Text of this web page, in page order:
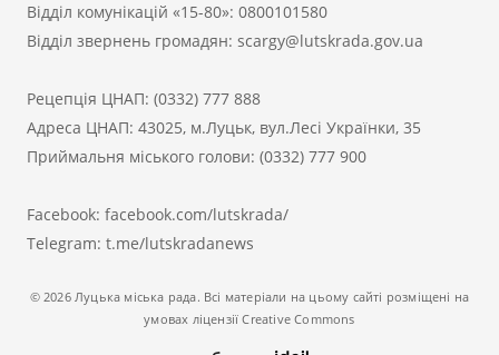
Відділ комунікацій «15-80»: 0800101580
Відділ звернень громадян: scargy@lutskrada.gov.ua
Рецепція ЦНАП: (0332) 777 888
Адреса ЦНАП: 43025, м.Луцьк, вул.Лесі Українки, 35
Приймальня міського голови: (0332) 777 900
Facebook: facebook.com/lutskrada/
Telegram: t.me/lutskradanews
© 2026 Луцька міська рада. Всі матеріали на цьому сайті розміщені на
умовах ліцензії Creative Commons